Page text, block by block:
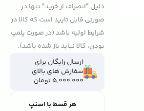
دلیل "انصراف از خرید" تنها در
صورتی قابل تایید است که کالا در
شرایط اولیه باشد (در صورت پلمپ
بودن، کالا نباید باز شده باشد).
ارسال رایگان برای
سفارش های بالای
5,000,000 تومان
هر قسط با اسنپ